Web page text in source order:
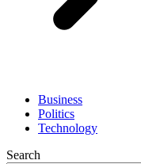
Business
Politics
Technology
Search